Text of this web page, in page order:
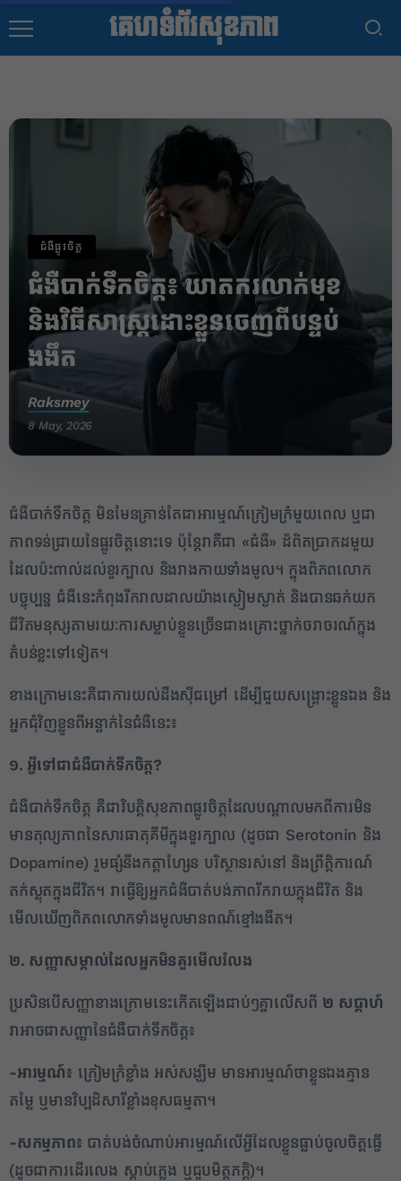
គេហទំព័រសុខភាព
ជំងឺផ្លូវចិត្ត
ជំងឺបាក់ទឹកចិត្ត៖ ឃាតករលាក់មុខ
និងវិធីសាស្ត្រដោះខ្លួនចេញពីបន្ទប់
ងងឹត
Raksmey
8 May, 2026
ជំងឺបាក់ទឹកចិត្ត មិនមែនគ្រាន់តែជាអារម្មណ៍ក្រៀមក្រំមួយពេល ឬជា
ភាពទន់ជ្រាយនៃផ្លូវចិត្តនោះទេ ប៉ុន្តែវាគឺជា «ជំងឺ» ដ៏ពិតប្រាកដមួយ
ដែលប៉ះពាល់ដល់ខួរក្បាល និងរាងកាយទាំងមូល។ ក្នុងពិភពលោក
បច្ចុប្បន្ន ជំងឺនេះកំពុងរីករាលដាលយ៉ាងស្ងៀមស្ងាត់ និងបានឆក់យក
ជីវិតមនុស្សតាមរយៈការសម្លាប់ខ្លួនច្រើនជាងគ្រោះថ្នាក់ចរាចរណ៍ក្នុង
តំបន់ខ្លះទៅទៀត។
ខាងក្រោមនេះគឺជាការយល់ដឹងស៊ីជម្រៅ ដើម្បីជួយសង្គ្រោះខ្លួនឯង និង
អ្នកជុំវិញខ្លួនពីអន្ទាក់នៃជំងឺនេះ៖
១. អ្វីទៅជាជំងឺបាក់ទឹកចិត្ត?
ជំងឺបាក់ទឹកចិត្ត គឺជាវិបត្តិសុខភាពផ្លូវចិត្តដែលបណ្តាលមកពីការមិន
មានតុល្យភាពនៃសារធាតុគីមីក្នុងខួរក្បាល (ដូចជា Serotonin និង
Dopamine) រួមផ្សំនឹងកត្តាហ្សែន បរិស្ថានរស់នៅ និងព្រឹត្តិការណ៍
តក់ស្លុតក្នុងជីវិត។ វាធ្វើឱ្យអ្នកជំងឺបាត់បង់ភាពរីករាយក្នុងជីវិត និង
មើលឃើញពិភពលោកទាំងមូលមានពណ៌ខ្មៅងងឹត។
២. សញ្ញាសម្គាល់ដែលអ្នកមិនគួរមើលរំលង
ប្រសិនបើសញ្ញាខាងក្រោមនេះកើតឡើងជាប់ៗគ្នាលើសពី២ សប្តាហ៍
វាអាចជាសញ្ញានៃជំងឺបាក់ទឹកចិត្ត៖
-អារម្មណ៍៖ក្រៀមក្រំខ្លាំង អស់សង្ឃឹម មានអារម្មណ៍ថាខ្លួនឯងគ្មាន
តម្លៃ ឬមានវិប្បដិសារីខ្លាំងខុសធម្មតា។
-សកម្មភាព៖បាត់បង់ចំណាប់អារម្មណ៍លើអ្វីដែលខ្លួនធ្លាប់ចូលចិត្តធ្វើ
(ដូចជាការដើរលេង ស្ដាប់ភ្លេង ឬជួបមិត្តភក្តិ)។